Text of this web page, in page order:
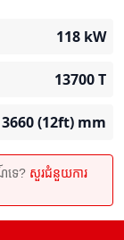
118 kW
13700T
3660 (12ft) mm
ទេ? សួរជំនួយការ